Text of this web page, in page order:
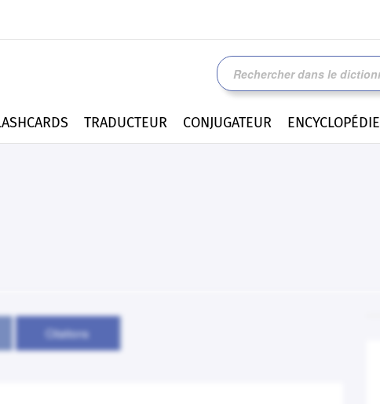
TRADUCTEUR CONJUGATEUR ENCYCLOPÉDIE
Citations